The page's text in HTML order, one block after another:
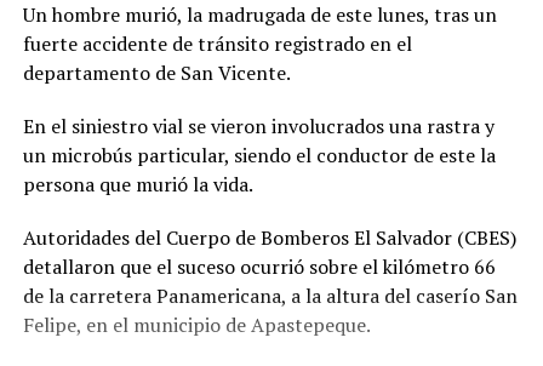
Un hombre murió, la madrugada de este lunes, tras un
fuerte accidente de tránsito registrado en el
departamento de San Vicente.
En el siniestro vial se vieron involucrados una rastra y
un microbús particular, siendo el conductor de este la
persona que murió la vida.
Autoridades del Cuerpo de Bomberos El Salvador (CBES)
detallaron que el suceso ocurrió sobre el kilómetro 66
de la carretera Panamericana, a la altura del caserío San
Felipe, en el municipio de Apastepeque.